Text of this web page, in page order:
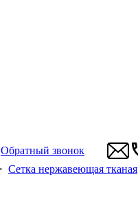
Обратный звонок
Сетка нержавеющая тканая